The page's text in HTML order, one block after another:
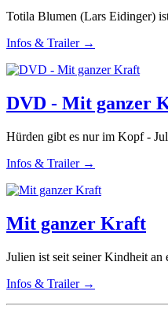
Totila Blumen (Lars Eidinger)
Infos & Trailer →
DVD - Mit ganzer
Hürden gibt es nur im Kopf -
Infos & Trailer →
Mit ganzer Kraft
Julien ist seit seiner Kindheit an
Infos & Trailer →